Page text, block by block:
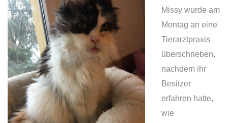
Missy wurde am
Montag an eine
Tierarztpraxis
überschrieben,
nachdem ihr
Besitzer
erfahren hatte,
wie